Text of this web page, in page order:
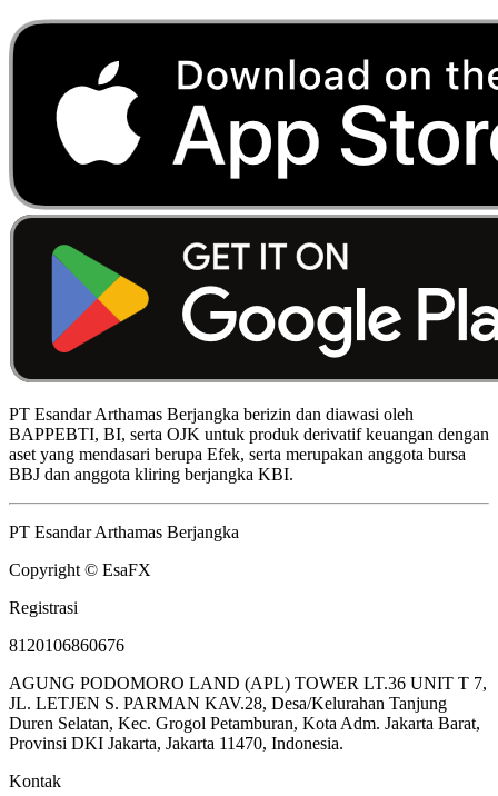
PT Esandar Arthamas Berjangka berizin dan diawasi oleh
BAPPEBTI, BI, serta OJK untuk produk derivatif keuangan dengan
aset yang mendasari berupa Efek, serta merupakan anggota bursa
BBJ dan anggota kliring berjangka KBI.
PT Esandar Arthamas Berjangka
Copyright © EsaFX
Registrasi
8120106860676
AGUNG PODOMORO LAND (APL) TOWER LT.36 UNIT T 7,
JL. LETJEN S. PARMAN KAV.28, Desa/Kelurahan Tanjung
Duren Selatan, Kec. Grogol Petamburan, Kota Adm. Jakarta Barat,
Provinsi DKI Jakarta, Jakarta 11470, Indonesia.
Kontak